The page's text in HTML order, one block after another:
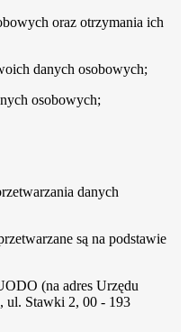
oraz otrzymania ich
danych osobowych;
osobowych;
danych
są na podstawie
(na adres Urzędu
ul. Stawki 2, 00 - 193